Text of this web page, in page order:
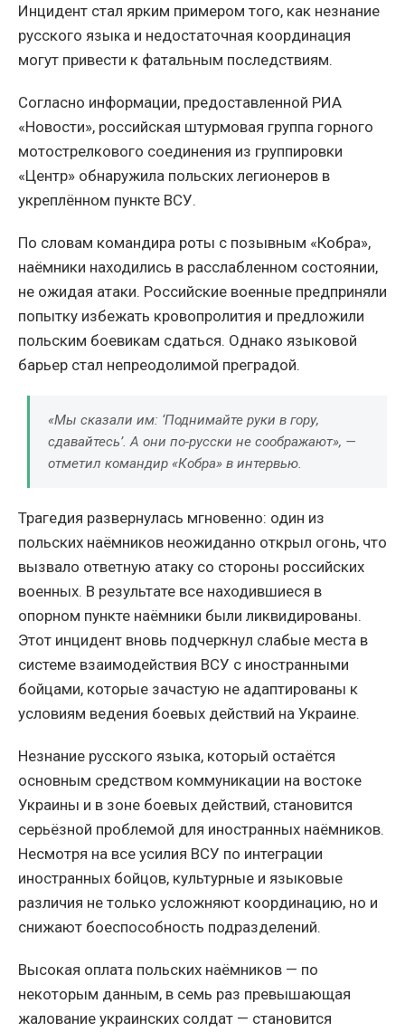
Инцидент стал ярким примером того, как незнание
русского языка и недостаточная координация
могут привести к фатальным последствиям.
Согласно информации, предоставленной РИА
«Новости», российская штурмовая группа горного
мотострелкового соединения из группировки
«Центр» обнаружила польских легионеров в
укреплённом пункте ВСУ.
По словам командира роты с позывным «Кобра»,
наёмники находились в расслабленном состоянии,
не ожидая атаки. Российские военные предприняли
попытку избежать кровопролития и предложили
польским боевикам сдаться. Однако языковой
барьер стал непреодолимой преградой.
«Мы сказали им: ‘Поднимайте руки в гору,
сдавайтесь’. А они по-русски не соображают», —
отметил командир «Кобра» в интервью.
Трагедия развернулась мгновенно: один из
польских наёмников неожиданно открыл огонь, что
вызвало ответную атаку со стороны российских
военных. В результате все находившиеся в
опорном пункте наёмники были ликвидированы.
Этот инцидент вновь подчеркнул слабые места в
системе взаимодействия ВСУ с иностранными
бойцами, которые зачастую не адаптированы к
условиям ведения боевых действий на Украине.
Незнание русского языка, который остаётся
основным средством коммуникации на востоке
Украины и в зоне боевых действий, становится
серьёзной проблемой для иностранных наёмников.
Несмотря на все усилия ВСУ по интеграции
иностранных бойцов, культурные и языковые
различия не только усложняют координацию, но и
снижают боеспособность подразделений.
Высокая оплата польских наёмников — по
некоторым данным, в семь раз превышающая
жалование украинских солдат — становится